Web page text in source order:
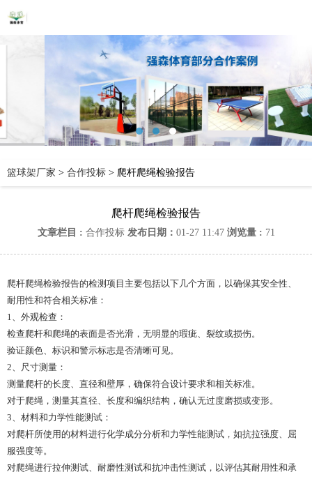
篮球架厂家 > 合作投标 > 爬杆爬绳检验报告
爬杆爬绳检验报告
文章栏目 : 合作投标 发布日期： 01-27 11:47 浏览量 : 71
爬杆爬绳检验报告的检测项目主要包括以下几个方面，以确保其安全性、
耐用性和符合相关标准：
1、外观检查：
检查爬杆和爬绳的表面是否光滑，无明显的瑕疵、裂纹或损伤。
验证颜色、标识和警示标志是否清晰可见。
2、尺寸测量：
测量爬杆的长度、直径和壁厚，确保符合设计要求和相关标准。
对于爬绳，测量其直径、长度和编织结构，确认无过度磨损或变形。
3、材料和力学性能测试：
对爬杆所使用的材料进行化学成分分析和力学性能测试，如抗拉强度、屈
服强度等。
对爬绳进行拉伸测试、耐磨性测试和抗冲击性测试，以评估其耐用性和承